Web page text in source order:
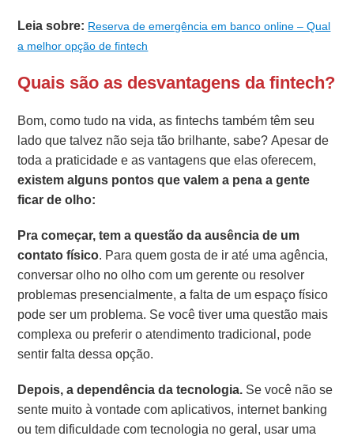
Leia sobre: Reserva de emergência em banco online – Qual
a melhor opção de fintech
Quais são as desvantagens da fintech?
Bom, como tudo na vida, as fintechs também têm seu
lado que talvez não seja tão brilhante, sabe? Apesar de
toda a praticidade e as vantagens que elas oferecem,
existem alguns pontos que valem a pena a gente
ficar de olho:
Pra começar, tem a questão da ausência de um
contato físico. Para quem gosta de ir até uma agência,
conversar olho no olho com um gerente ou resolver
problemas presencialmente, a falta de um espaço físico
pode ser um problema. Se você tiver uma questão mais
complexa ou preferir o atendimento tradicional, pode
sentir falta dessa opção.
Depois, a dependência da tecnologia. Se você não se
sente muito à vontade com aplicativos, internet banking
ou tem dificuldade com tecnologia no geral, usar uma